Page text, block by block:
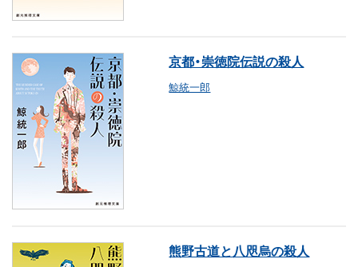
京都・崇徳院伝説の殺人
鯨統一郎
熊野古道と八咫烏の殺人